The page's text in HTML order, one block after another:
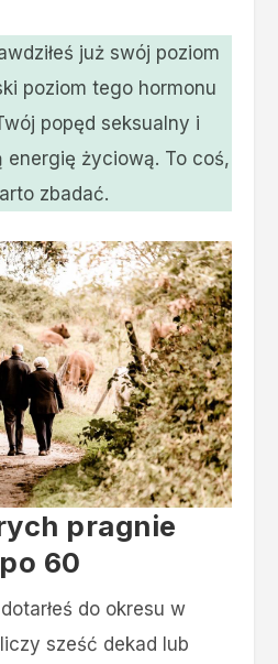
już swój poziom
poziom tego hormonu
popęd seksualny i
energię życiową. To coś,
zbadać.
pragnie
60
do okresu w
sześć dekad lub